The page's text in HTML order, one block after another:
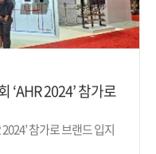
‘AHR 2024’ 참가로
참가로 브랜드 입지